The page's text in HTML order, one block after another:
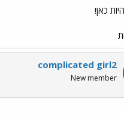
כאן!
complicated girl2
New member